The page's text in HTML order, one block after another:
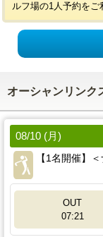
ルフ場の1人予約をご
オーシャンリンク
08/10 (月)
【1名開催】
OUT
07:21